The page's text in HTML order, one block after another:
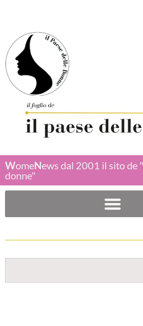
WomeNews dal 2001 il sito de
donne"